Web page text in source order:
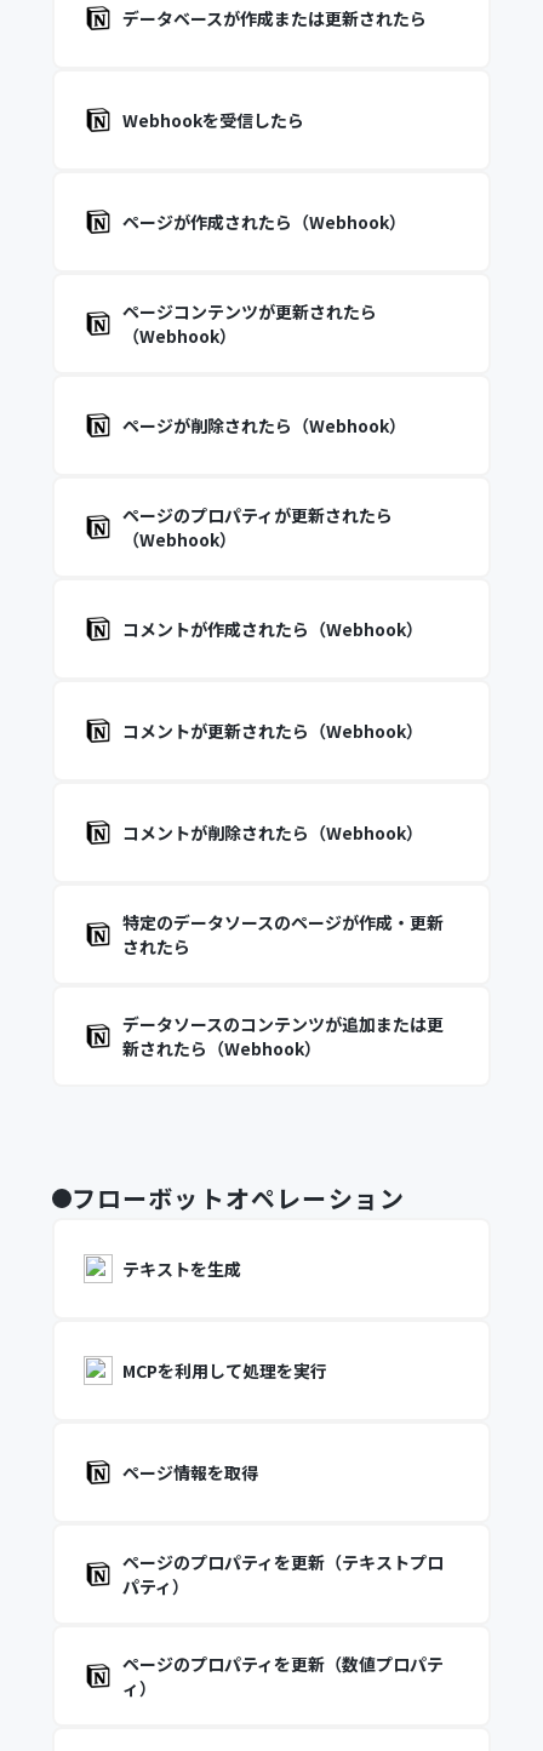
データベースが作成または更新されたら
Webhookを受信したら
ページが作成されたら（Webhook）
ページコンテンツが更新されたら
（Webhook）
ページが削除されたら（Webhook）
ページのプロパティが更新されたら
（Webhook）
コメントが作成されたら（Webhook）
コメントが更新されたら（Webhook）
コメントが削除されたら（Webhook）
特定のデータソースのページが作成・更新
されたら
データソースのコンテンツが追加または更
新されたら（Webhook）
フローボットオペレーション
テキストを生成
MCPを利用して処理を実行
ページ情報を取得
ページのプロパティを更新（テキストプロ
パティ）
ページのプロパティを更新（数値プロパテ
ィ）